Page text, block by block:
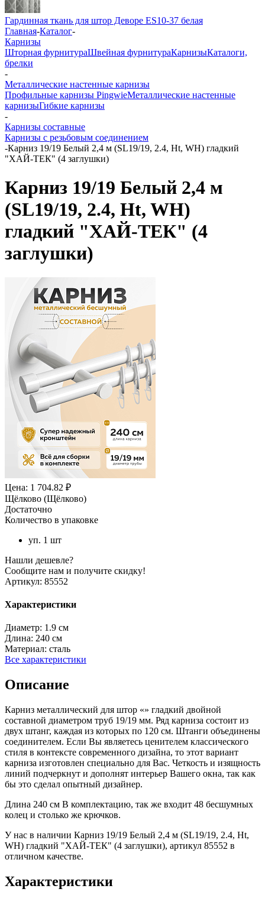
Гардинная ткань для штор Деворе ES10-37 белая
Главная-Каталог-
Карнизы
Шторная фурнитураШвейная фурнитураКарнизыКаталоги,
брелки
-
Металлические настенные карнизы
Профильные карнизы PingwieМеталлические настенные
карнизыГибкие карнизы
-
Карнизы составные
Карнизы с резьбовым соединением
-Карниз 19/19 Белый 2,4 м (SL19/19, 2.4, Ht, WH) гладкий
"ХАЙ-ТЕК" (4 заглушки)
Карниз 19/19 Белый 2,4 м
(SL19/19, 2.4, Ht, WH)
гладкий "ХАЙ-ТЕК" (4
заглушки)
Цена: 1 704.82 ₽
Щёлково (Щёлково)
Достаточно
Количество в упаковке
уп. 1 шт
Нашли дешевле?
Сообщите нам и получите скидку!
Артикул: 85552
Характеристики
Диаметр: 1.9 см
Длина: 240 см
Материал: сталь
Все характеристики
Описание
Карниз металлический для штор «» гладкий двойной
составной диаметром труб 19/19 мм. Ряд карниза состоит из
двух штанг, каждая из которых по 120 см. Штанги объединены
соединителем. Если Вы являетесь ценителем классического
стиля в контексте современного дизайна, то этот вариант
карниза изготовлен специально для Вас. Четкость и изящность
линий подчеркнут и дополнят интерьер Вашего окна, так как
бы это сделал опытный дизайнер.
Длина 240 см В комплектацию, так же входит 48 бесшумных
колец и столько же крючков.
У нас в наличии Карниз 19/19 Белый 2,4 м (SL19/19, 2.4, Ht,
WH) гладкий "ХАЙ-ТЕК" (4 заглушки), артикул 85552 в
отличном качестве.
Характеристики